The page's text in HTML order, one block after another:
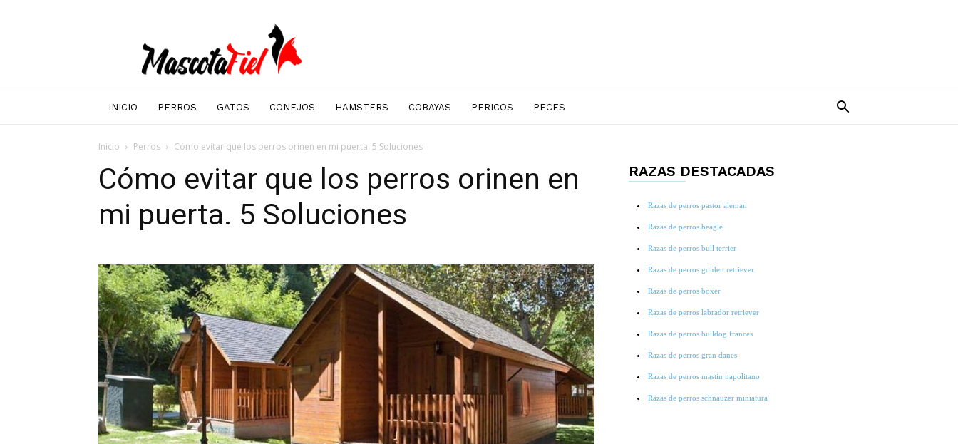
Mascotafiel
INICIO PERROS GATOS CONEJOS HAMSTERS COBAYAS PERICOS PECES
Inicio Perros Cómo evitar que los perros orinen en mi puerta. 5 Soluciones
Cómo evitar que los perros orinen en
mi puerta. 5 Soluciones
RAZAS DESTACADAS
Razas de perros pastor aleman
Razas de perros beagle
Razas de perros bull terrier
Razas de perros golden retriever
Razas de perros boxer
Razas de perros labrador retriever
Razas de perros bulldog frances
Razas de perros gran danes
Razas de perros mastin napolitano
Razas de perros schnauzer miniatura